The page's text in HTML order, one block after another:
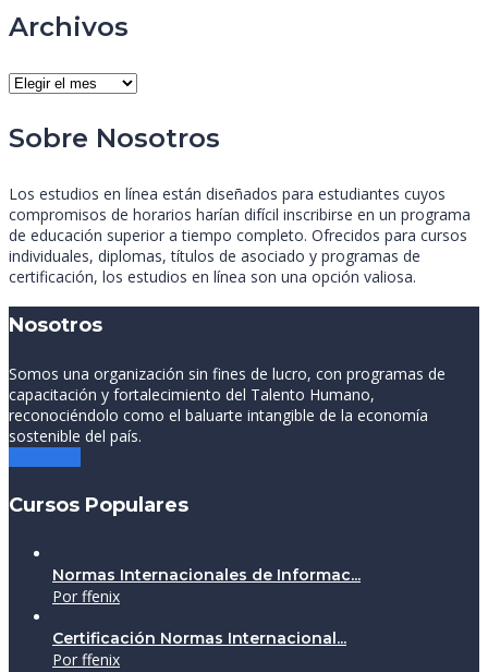
Archivos
Archivos
Sobre Nosotros
Los estudios en línea están diseñados para estudiantes cuyos
compromisos de horarios harían difícil inscribirse en un programa
de educación superior a tiempo completo. Ofrecidos para cursos
individuales, diplomas, títulos de asociado y programas de
certificación, los estudios en línea son una opción valiosa.
Nosotros
Somos una organización sin fines de lucro, con programas de
capacitación y fortalecimiento del Talento Humano,
reconociéndolo como el baluarte intangible de la economía
sostenible del país.
Cursos Populares
Normas Internacionales de Informac...
Por ffenix
Certificación Normas Internacional...
Por ffenix